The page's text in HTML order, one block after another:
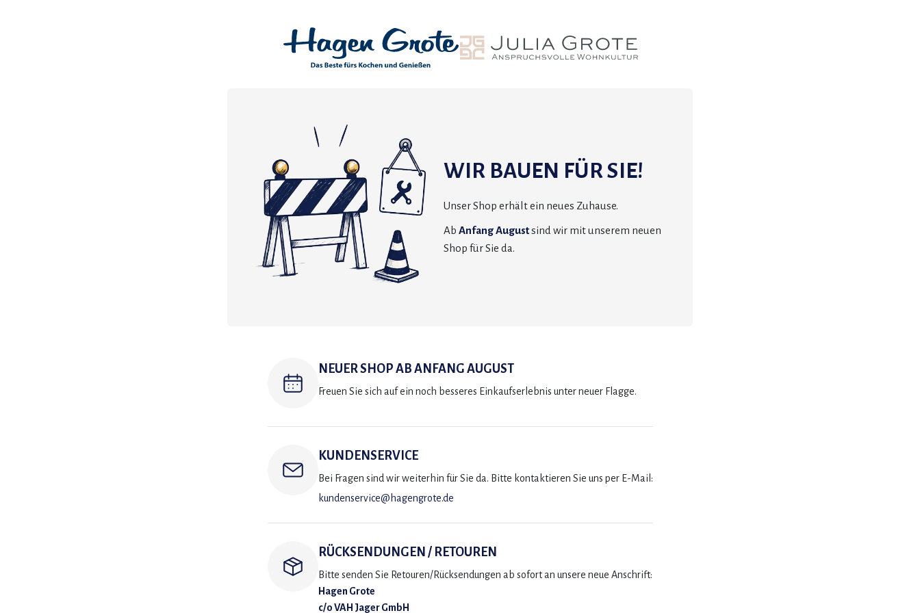
WIR BAUEN FÜR SIE!
Unser Shop erhält ein neues Zuhause.
Ab Anfang Augustsind wir mit unserem neuen
Shop für Sie da.
NEUER SHOP AB ANFANG AUGUST
Freuen Sie sich auf ein noch besseres Einkaufserlebnis unter neuer Flagge.
KUNDENSERVICE
Bei Fragen sind wir weiterhin für Sie da. Bitte kontaktieren Sie uns per E-Mail:
kundenservice@hagengrote.de
RÜCKSENDUNGEN / RETOUREN
Bitte senden Sie Retouren/Rücksendungen ab sofort an unsere neue Anschrift:
Hagen Grote
c/o VAH Jager GmbH